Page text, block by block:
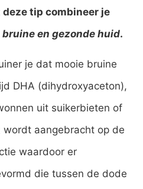
tip combineer je
bruine en gezonde huid.
je dat mooie bruine
DHA (dihydroxyaceton),
uit suikerbieten of
wordt aangebracht op de
waardoor er
die tussen de dode